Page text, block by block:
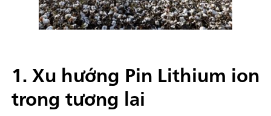
1. Xu hướng Pin Lithium ion
trong tương lai